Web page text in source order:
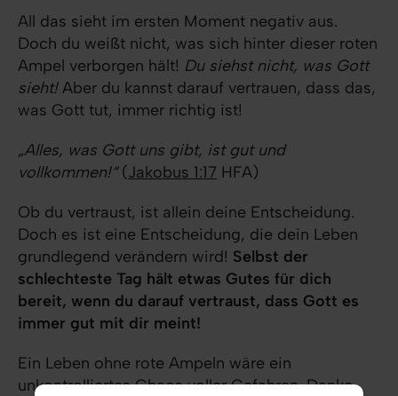
All das sieht im ersten Moment negativ aus.
Doch du weißt nicht, was sich hinter dieser roten
Ampel verborgen hält! Du siehst nicht, was Gott
sieht!Aber du kannst darauf vertrauen, dass das,
was Gott tut, immer richtig ist!
„Alles, was Gott uns gibt, ist gut und
vollkommen!“(Jakobus 1:17 HFA)
Ob du vertraust, ist allein deine Entscheidung.
Doch es ist eine Entscheidung, die dein Leben
grundlegend verändern wird! Selbst der
schlechteste Tag hält etwas Gutes für dich
bereit, wenn du darauf vertraust, dass Gott es
immer gut mit dir meint!
Ein Leben ohne rote Ampeln wäre ein
unkontrolliertes Chaos voller Gefahren. Danke